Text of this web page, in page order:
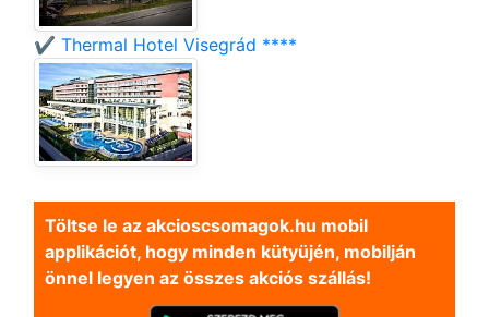
✔️ Thermal Hotel Visegrád ****
Töltse le az akcioscsomagok.hu mobil
applikációt, hogy minden kütyüjén, mobilján
önnel legyen az összes akciós szállás!